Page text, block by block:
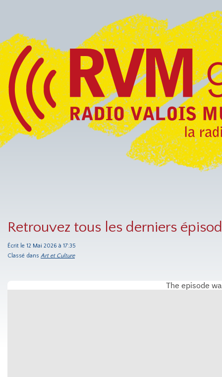
Retrouvez tous les derniers
Écrit le 12 Mai 2026 à 17:35
Classé dans Art et Culture